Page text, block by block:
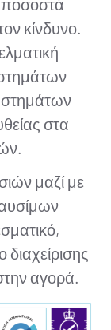
ποσοστά
κίνδυνο.
στα
μαζί με
αγορά.